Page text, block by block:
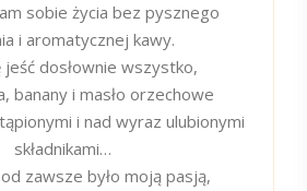
sobie życia bez pysznego
i aromatycznej kawy.
jeść dosłownie wszystko,
banany i masło orzechowe
i nad wyraz ulubionymi
składnikami…
zawsze było moją pasją,